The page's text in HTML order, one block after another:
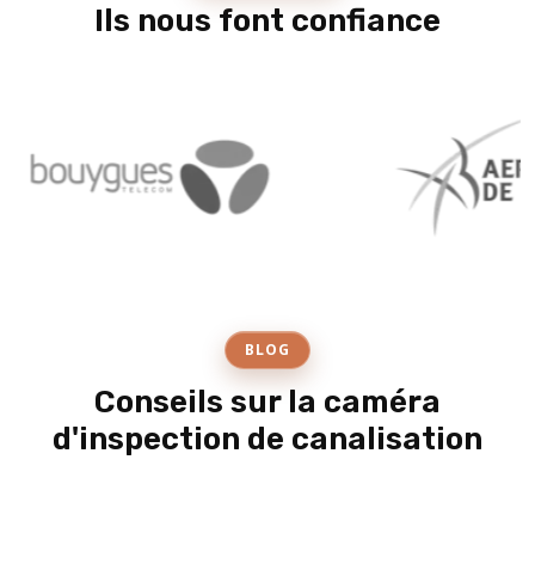
Ils nous font confiance
BLOG
Conseils sur la caméra
d'inspection de canalisation